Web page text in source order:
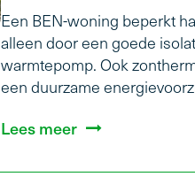
Een BEN-woning beperkt
alleen door een goede
warmtepomp. Ook
een duurzame
Lees meer